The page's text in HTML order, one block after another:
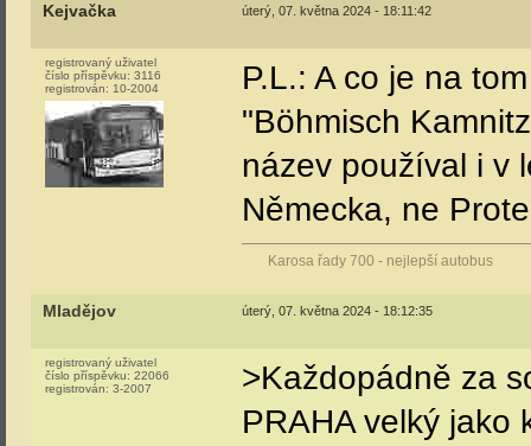
Kejvačka úterý, 07. května 2024 - 18:11:42
registrovaný uživatel
číslo příspěvku: 3116
registrován: 10-2004
P.L.: A co je na
"Böhmisch
název používal i v
Německa, ne
Karosa řady 700 - nejlepší autobus
Mladějov úterý, 07. května 2024 - 18:12:35
registrovaný uživatel
číslo příspěvku: 22066
registrován: 3-2007
>Každopádně za
PRAHA velký jako